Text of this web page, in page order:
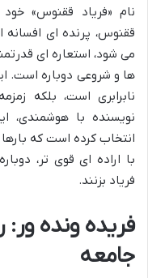
نام «فریاد ققنوس»
ققنوس، پرنده ای افسانه
می شود، استعاره ای
ها و شروعی دوباره است.
نابرابری است، بلکه
نویسنده با هوشمندی،
انتخاب کرده است که بارها
با اراده ای قوی تر،
فریاد بزنند.
فریده ونده
جامعه